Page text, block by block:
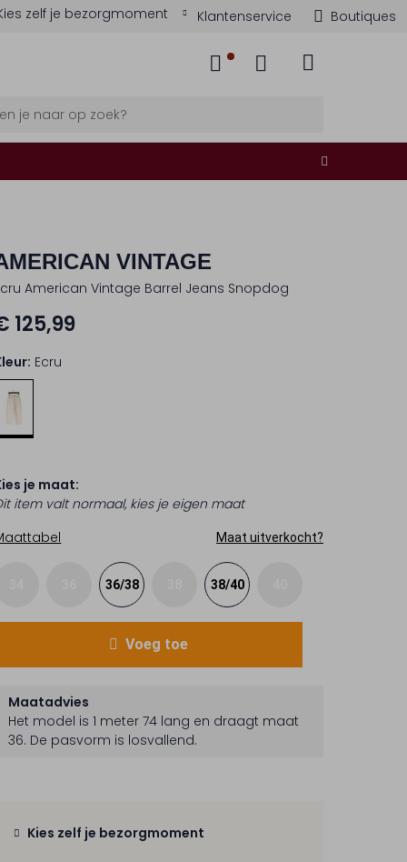
zelf je bezorgmoment Klantenservice Boutiques
VINTAGE
American Vintage Barrel Jeans Snopdog
125,99
Ecru
je maat:
item valt normaal, kies je eigen maat
Maat uitverkocht?
36/38 38/40
Voeg toe
Maatadvies
Het model is 1 meter 74 lang en draagt maat
36. De pasvorm is losvallend.
Kies zelf je bezorgmoment